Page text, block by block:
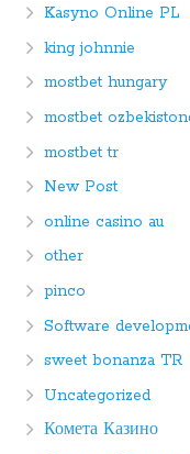
Kasyno Online PL
king johnnie
mostbet hungary
mostbet
mostbet tr
New Post
online casino au
other
pinco
Software
sweet bonanza TR
Uncategorized
Комета Казино